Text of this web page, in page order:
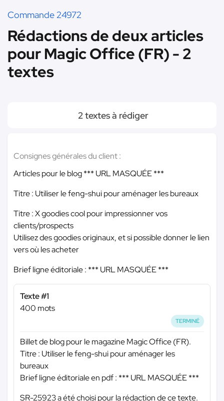
Commande 24972
Rédactions de deux articles
pour Magic Office (FR) - 2
textes
2 textes à rédiger
Consignes générales du client :
Articles pour le blog*** URL MASQUÉE ***
Titre : Utiliser le feng-shui pour aménager les bureaux
Titre : X goodies cool pour impressionner vos
clients/prospects
Utilisez des goodies originaux, et si possible donner le lien
vers où les acheter
Brief ligne éditoriale : *** URL MASQUÉE ***
Texte #1
400 mots
TERMINÉ
Billet de blog pour le magazine Magic Office (FR).
Titre : Utiliser le feng-shui pour aménager les
bureaux
Brief ligne éditoriale en pdf : *** URL MASQUÉE ***
SR-25923 a été choisi pour la rédaction de ce texte.